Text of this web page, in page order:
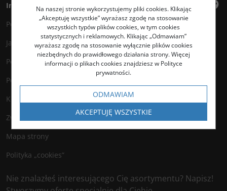
Informacje
Polityka prywatności
Jak kupować?
Polityka legalności
Polityka antyspamowa
Kontakt
Zwroty
Mapa strony
Polityka „cookies”
Nie znalazłeś interesującego Cię asortymentu? Napisz!
Na naszej stronie wykorzystujemy pliki cookies. Klikając
„Akceptuję wszystkie” wyrażasz zgodę na stosowanie
wszystkich typów plików cookies, w tym cookies
statystycznych i reklamowych. Klikając „Odmawiam”
wyrażasz zgodę na stosowanie wyłącznie plików cookies
niezbędnych do prawidłowego działania strony. Więcej
informacji o plikach cookies znajdziesz w Polityce
prywatności.
ODMAWIAM
AKCEPTUJĘ WSZYSTKIE